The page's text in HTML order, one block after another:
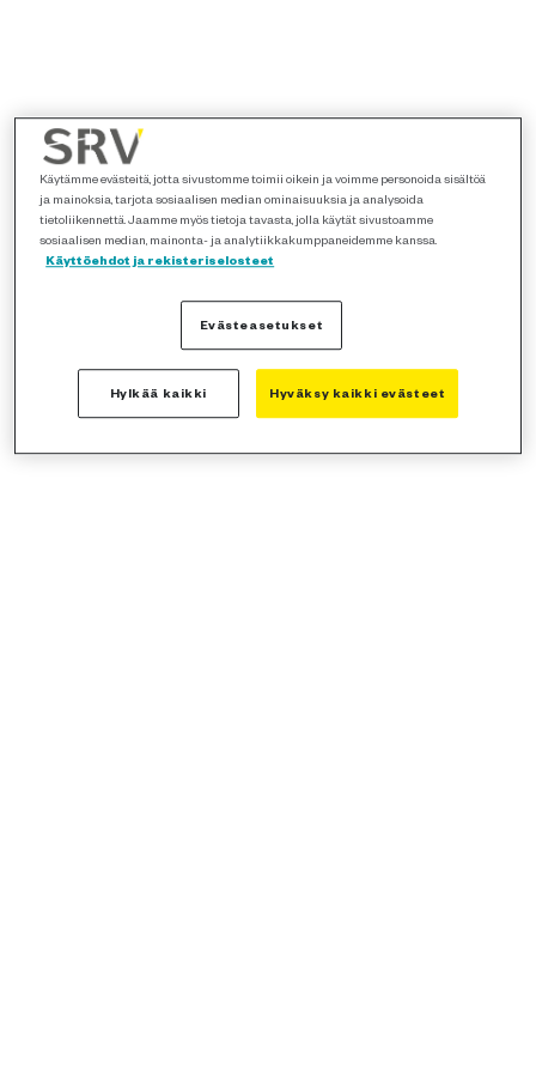
Käytämme evästeitä, jotta sivustomme toimii oikein ja voimme personoida sisältöä
ja mainoksia, tarjota sosiaalisen median ominaisuuksia ja analysoida
tietoliikennettä. Jaamme myös tietoja tavasta, jolla käytät sivustoamme
sosiaalisen median, mainonta- ja analytiikkakumppaneidemme kanssa.
Käyttöehdot ja rekisteriselosteet
Evästeasetukset
Hylkää kaikki Hyväksy kaikki evästeet